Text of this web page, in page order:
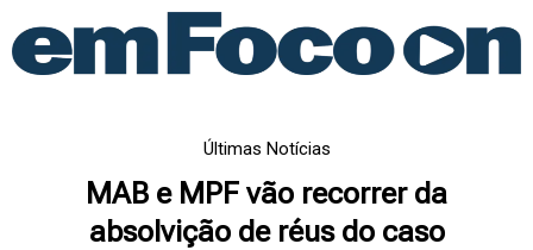
para
Últimas Notícias
MAB e MPF vão recorrer da
absolvição de réus do caso